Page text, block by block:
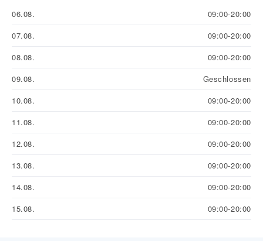
06.08.
09:00-20:00
07.08.
09:00-20:00
08.08.
09:00-20:00
09.08.
Geschlossen
10.08.
09:00-20:00
11.08.
09:00-20:00
12.08.
09:00-20:00
13.08.
09:00-20:00
14.08.
09:00-20:00
15.08.
09:00-20:00